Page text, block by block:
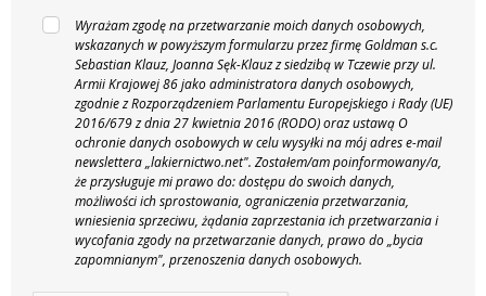
Wyrażam zgodę na przetwarzanie moich danych osobowych,
wskazanych w powyższym formularzu przez firmę Goldman s.c.
Sebastian Klauz, Joanna Sęk-Klauz z siedzibą w Tczewie przy ul.
Armii Krajowej 86 jako administratora danych osobowych,
zgodnie z Rozporządzeniem Parlamentu Europejskiego i Rady (UE)
2016/679 z dnia 27 kwietnia 2016 (RODO) oraz ustawą O
ochronie danych osobowych w celu wysyłki na mój adres e-mail
newslettera „lakiernictwo.net". Zostałem/am poinformowany/a,
że przysługuje mi prawo do: dostępu do swoich danych,
możliwości ich sprostowania, ograniczenia przetwarzania,
wniesienia sprzeciwu, żądania zaprzestania ich przetwarzania i
wycofania zgody na przetwarzanie danych, prawo do „bycia
zapomnianym", przenoszenia danych osobowych.